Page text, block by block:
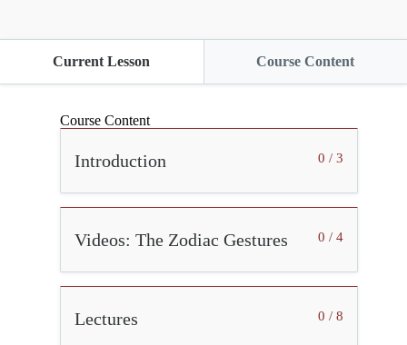
Current Lesson Course Content
Course Content
0 / 3
Introduction
0 / 4
Videos: The Zodiac Gestures
0 / 8
Lectures